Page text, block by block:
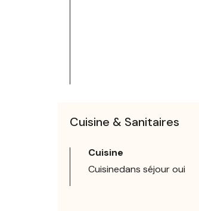
Cuisine & Sanitaires
Cuisine
Cuisinedans séjour oui